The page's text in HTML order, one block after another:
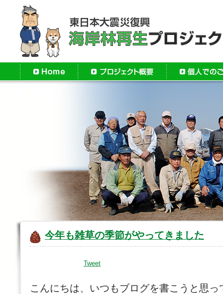
今年も雑草の季節がやってきました
Tweet
こんにちは、いつもブログを書こうと思